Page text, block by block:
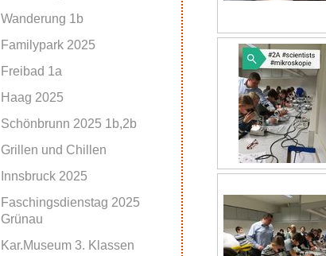
Wanderung 1b
Familypark 2025
Freibad 1a
Haag 2025
Schönbrunn 2025 1b,2b
Grillen und Chillen
Innsbruck 2025
Faschingsdienstag 2025
Grünau
Kar.Museum 3. Klassen